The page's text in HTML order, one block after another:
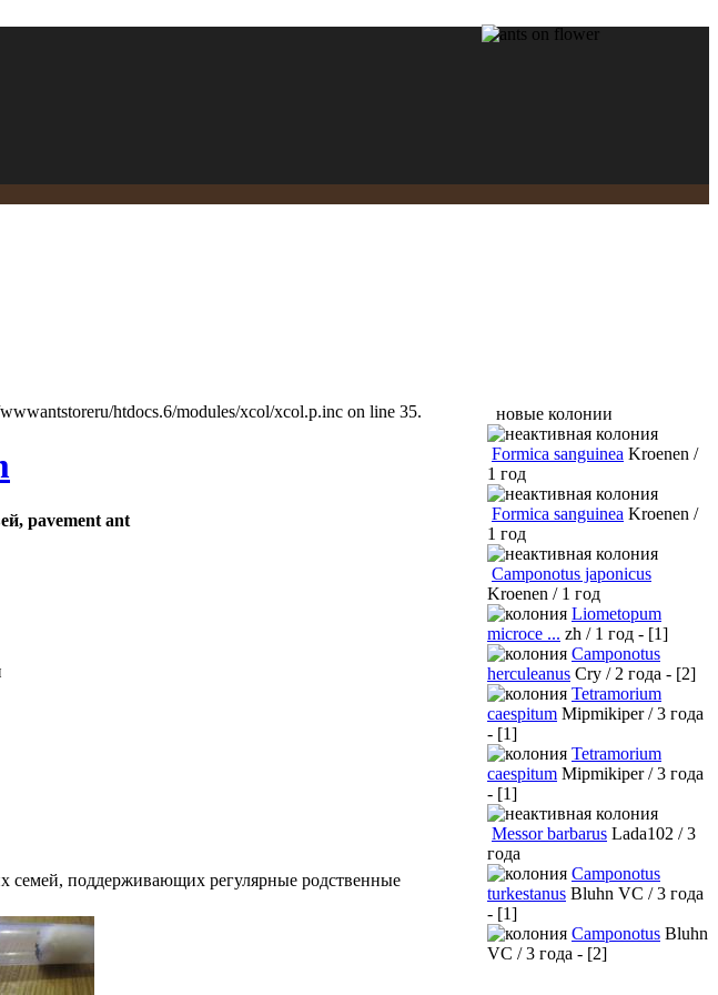
htdocs.6/modules/xcol/xcol.p.inc on line 35.
pavement ant
семей, поддерживающих регулярные родственные
новые колонии
Formica sanguinea Kroenen /
1 год
Formica sanguinea Kroenen /
1 год
Camponotus japonicus
Kroenen / 1 год
Liometopum
microce ... zh / 1 год - [1]
Camponotus
herculeanus Cry / 2 года - [2]
Tetramorium
caespitum Mipmikiper / 3 года
- [1]
Tetramorium
caespitum Mipmikiper / 3 года
- [1]
Messor barbarus Lada102 / 3
года
Camponotus
turkestanus Bluhn VC / 3 года
- [1]
Camponotus Bluhn
VC / 3 года - [2]